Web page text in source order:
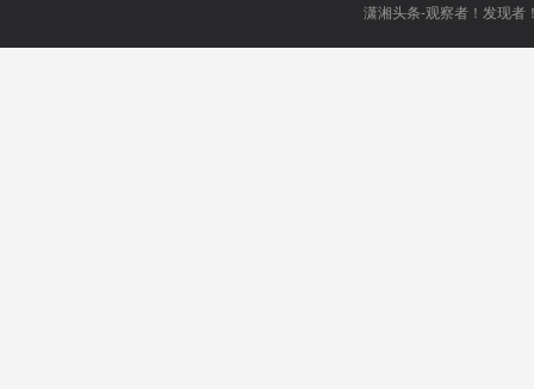
潇湘头条-观察者！发现者